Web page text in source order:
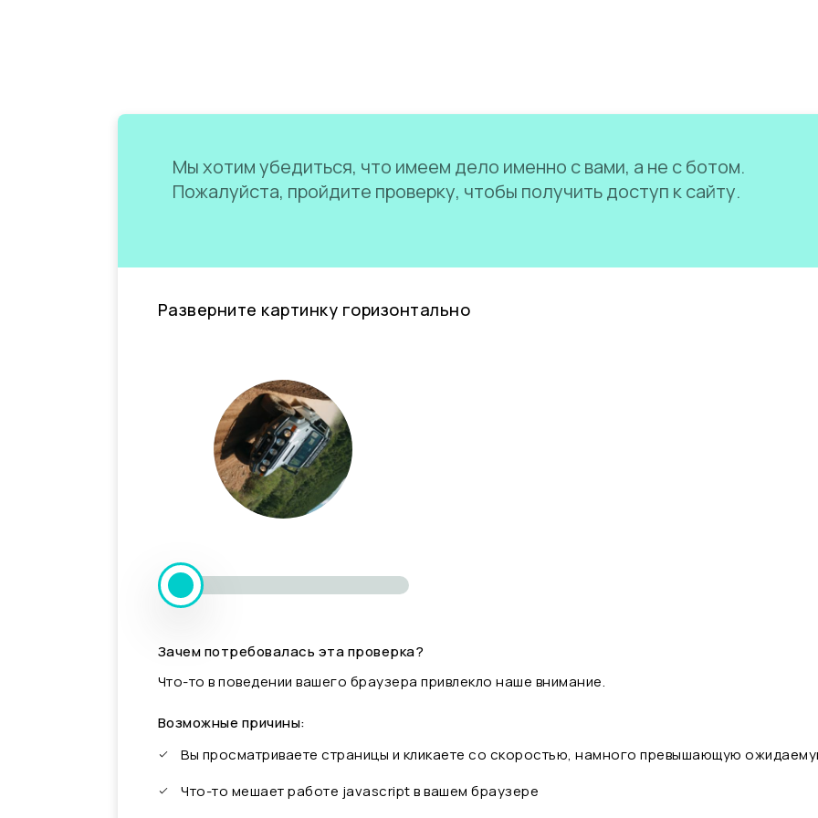
Мы хотим убедиться, что имеем дело именно с вами, а не с ботом.
Пожалуйста, пройдите проверку, чтобы получить доступ к сайту.
Разверните картинку горизонтально
Зачем потребовалась эта проверка?
Что-то в поведении вашего браузера привлекло наше внимание.
Возможные причины:
Вы просматриваете страницы и кликаете со скоростью, намного превышающую
Что-то мешает работе javascript в вашем браузере